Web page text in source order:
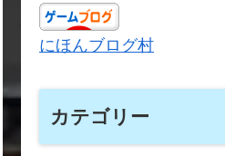
にほんブログ村
カテゴリー